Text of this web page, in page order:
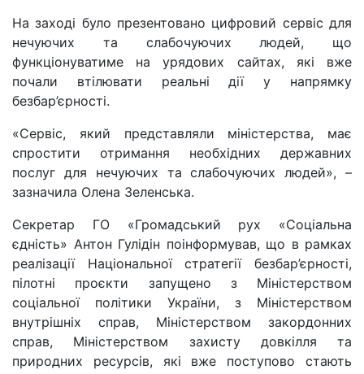
На заході було презентовано цифровий сервіс для
нечуючих та слабочуючих людей, що
функціонуватиме на урядових сайтах, які вже
почали втілювати реальні дії у напрямку
безбар’єрності.
«Сервіс, який представляли міністерства, має
спростити отримання необхідних державних
послуг для нечуючих та слабочуючих людей», –
зазначила Олена Зеленська.
Секретар ГО «Громадський рух «Соціальна
єдність» Антон Гулідін поінформував, що в рамках
реалізації Національної стратегії безбар’єрності,
пілотні проєкти запущено з Міністерством
соціальної політики України, з Міністерством
внутрішніх справ, Міністерством закордонних
справ, Міністерством захисту довкілля та
природних ресурсів, які вже поступово стають